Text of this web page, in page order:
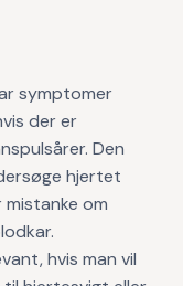
symptomer
der er
Den
hjertet
om
hvis man vil